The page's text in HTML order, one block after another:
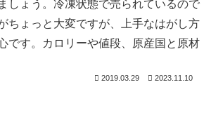
しょう。冷凍状態で売られているので
ちょっと大変ですが、上手なはがし方
です。カロリーや値段、原産国と原材
2019.03.29 2023.11.10